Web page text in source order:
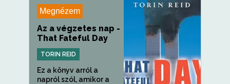
Megnézem
Az a végzetes nap -
That Fateful Day
TORIN REID
Ez a könyv arról a
napról szól, amikor a